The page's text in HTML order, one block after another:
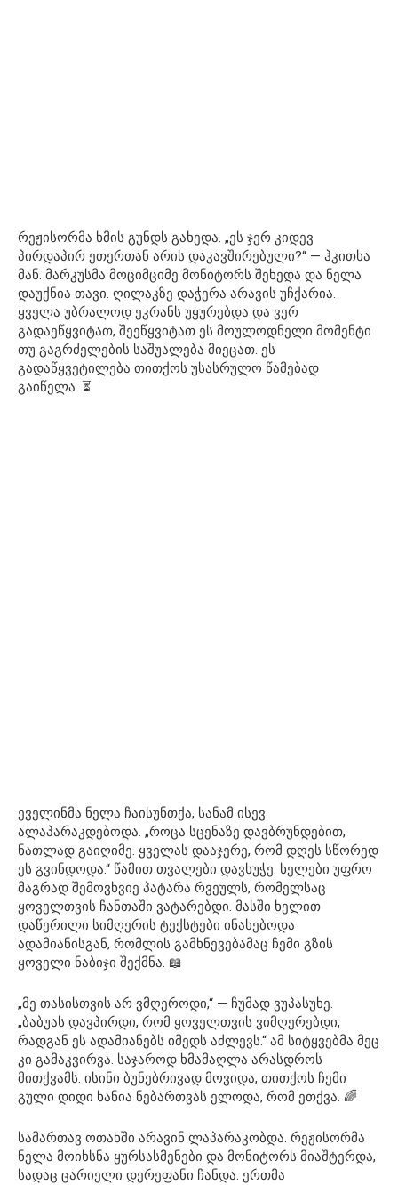
რეჟისორმა ხმის გუნდს გახედა. „ეს ჯერ კიდევ
პირდაპირ ეთერთან არის დაკავშირებული?“ — ჰკითხა
მან. მარკუსმა მოციმციმე მონიტორს შეხედა და ნელა
დაუქნია თავი. ღილაკზე დაჭერა არავის უჩქარია.
ყველა უბრალოდ ეკრანს უყურებდა და ვერ
გადაეწყვიტათ, შეეწყვიტათ ეს მოულოდნელი მომენტი
თუ გაგრძელების საშუალება მიეცათ. ეს
გადაწყვეტილება თითქოს უსასრულო წამებად
გაიწელა. ⏳
ეველინმა ნელა ჩაისუნთქა, სანამ ისევ
ალაპარაკდებოდა. „როცა სცენაზე დავბრუნდებით,
ნათლად გაიღიმე. ყველას დააჯერე, რომ დღეს სწორედ
ეს გვინდოდა.“ წამით თვალები დავხუჭე. ხელები უფრო
მაგრად შემოვხვიე პატარა რვეულს, რომელსაც
ყოველთვის ჩანთაში ვატარებდი. მასში ხელით
დაწერილი სიმღერის ტექსტები ინახებოდა
ადამიანისგან, რომლის გამხნევებამაც ჩემი გზის
ყოველი ნაბიჯი შექმნა. 📖
„მე თასისთვის არ ვმღეროდი,“ — ჩუმად ვუპასუხე.
„ბაბუას დავპირდი, რომ ყოველთვის ვიმღერებდი,
რადგან ეს ადამიანებს იმედს აძლევს.“ ამ სიტყვებმა მეც
კი გამაკვირვა. საჯაროდ ხმამაღლა არასდროს
მითქვამს. ისინი ბუნებრივად მოვიდა, თითქოს ჩემი
გული დიდი ხანია ნებართვას ელოდა, რომ ეთქვა. 🌈
სამართავ ოთახში არავინ ლაპარაკობდა. რეჟისორმა
ნელა მოიხსნა ყურსასმენები და მონიტორს მიაშტერდა,
სადაც ცარიელი დერეფანი ჩანდა. ერთმა